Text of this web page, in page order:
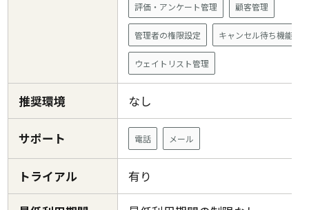
評価・アンケート管理 顧客管理
管理者の権限設定 キャンセル待ち機能
ウェイトリスト管理
推奨環境 なし
サポート 電話 メール
トライアル 有り